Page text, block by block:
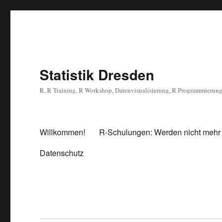
Statistik Dresden
R, R Training, R Workshop, Datenvisualisierung, R
Willkommen!
R-Schulungen: Werden nicht
Datenschutz